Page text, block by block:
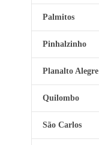
Palmitos
Pinhalzinho
Planalto Alegre
Quilombo
São Carlos